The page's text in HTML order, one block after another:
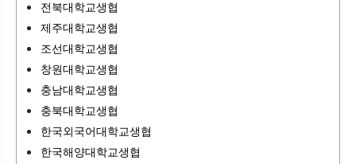
전북대학교생협
제주대학교생협
조선대학교생협
창원대학교생협
충남대학교생협
충북대학교생협
한국외국어대학교생협
한국해양대학교생협